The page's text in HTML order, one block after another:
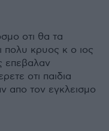
οτι θα τα
πολυ κρυος κ ο ιος
επεβαλαν
οτι παιδια
απο τον εγκλεισμο